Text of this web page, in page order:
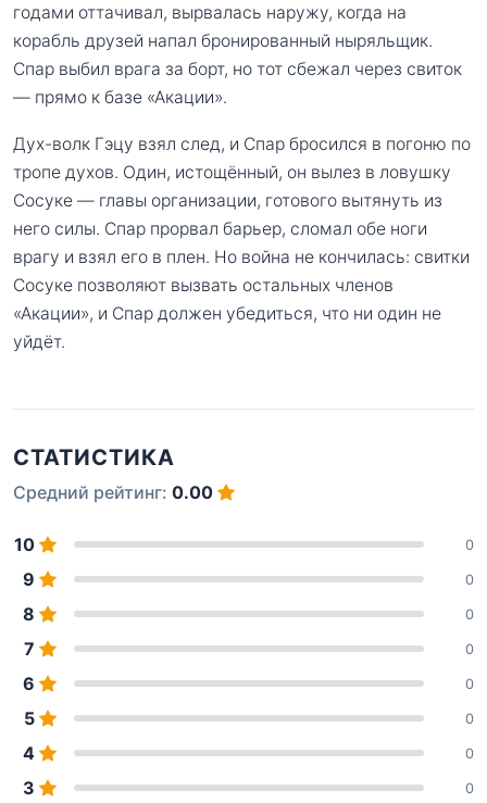
годами оттачивал, вырвалась наружу, когда на
корабль друзей напал бронированный ныряльщик.
Спар выбил врага за борт, но тот сбежал через свиток
— прямо к базе «Акации».
Дух-волк Гэцу взял след, и Спар бросился в погоню по
тропе духов. Один, истощённый, он вылез в ловушку
Сосуке — главы организации, готового вытянуть из
него силы. Спар прорвал барьер, сломал обе ноги
врагу и взял его в плен. Но война не кончилась: свитки
Сосуке позволяют вызвать остальных членов
«Акации», и Спар должен убедиться, что ни один не
уйдёт.
СТАТИСТИКА
Средний рейтинг: 0.00
10 0
9 0
8 0
7 0
6 0
5 0
4 0
3 0